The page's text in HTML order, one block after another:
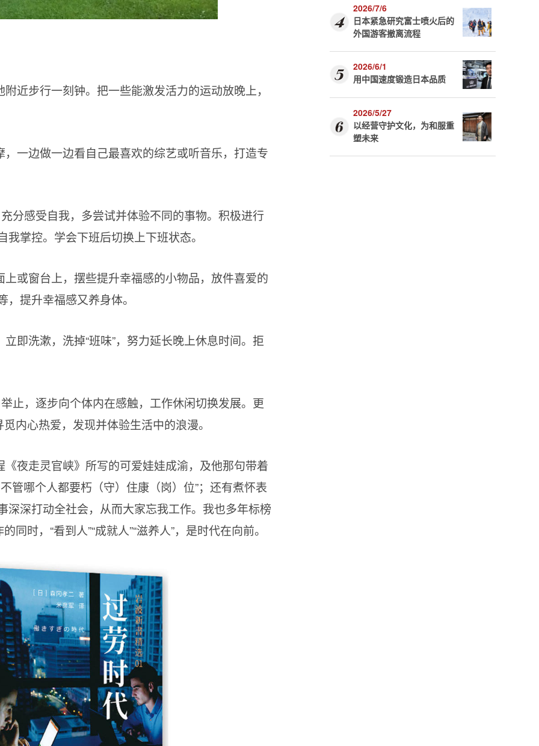
近步行一刻钟。把一些能激发活力的运动放晚上，
一边做一边看自己最喜欢的综艺或听音乐，打造专
分感受自我，多尝试并体验不同的事物。积极进行
掌控。学会下班后切换上下班状态。
或窗台上，摆些提升幸福感的小物品，放件喜爱的
提升幸福感又养身体。
即洗漱，洗掉“班味”，努力延长晚上休息时间。拒
止，逐步向个体内在感触，工作休闲切换发展。更
内心热爱，发现并体验生活中的浪漫。
夜走灵官峡》所写的可爱娃娃成渝，及他那句带着
管哪个人都要朽（守）住康（岗）位”；还有煮怀表
深深打动全社会，从而大家忘我工作。我也多年标榜
同时，“看到人”“成就人”“滋养人”，是时代在向前。
2026/7/6
日本紧急研究富士喷火后的
外国游客撤离流程
2026/6/1
用中国速度锻造日本品质
2026/5/27
以经营守护文化，为和服重
塑未来